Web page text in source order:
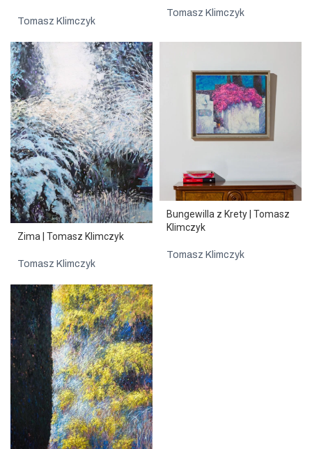
Tomasz Klimczyk
Tomasz Klimczyk
Zima | Tomasz Klimczyk
Tomasz Klimczyk
Bungewilla z Krety | Tomasz
Klimczyk
Tomasz Klimczyk